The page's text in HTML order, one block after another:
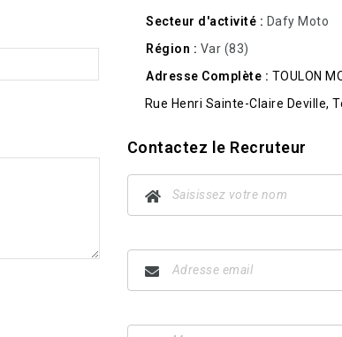
Secteur d'activité
Dafy Moto
Région
Var (83)
Adresse Complète
TOULON
Rue Henri Sainte-Claire Deville,
Contactez le Recruteur